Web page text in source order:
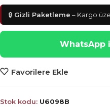
🔒 Gizli Paketleme – Kargo
WhatsApp
Favorilere Ekle
Stok kodu: U6098B